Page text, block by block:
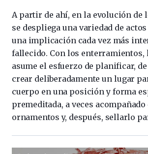
A partir de ahí, en la evolución de
se despliega una variedad de
una implicación cada vez más
fallecido. Con los enterramientos,
asume el esfuerzo de planificar,
crear deliberadamente un lugar
cuerpo en una posición y forma
premeditada, a veces acompañado
ornamentos y, después, sellarlo